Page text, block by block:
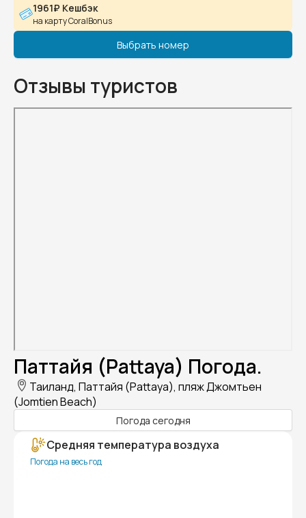
1961₽ Кешбэк
на карту CoralBonus
Выбрать номер
Отзывы туристов
Паттайя (Pattaya) Погода.
Таиланд, Паттайя (Pattaya), пляж Джомтьен
(Jomtien Beach)
Погода сегодня
Средняя температура воздуха
Погода на весь год